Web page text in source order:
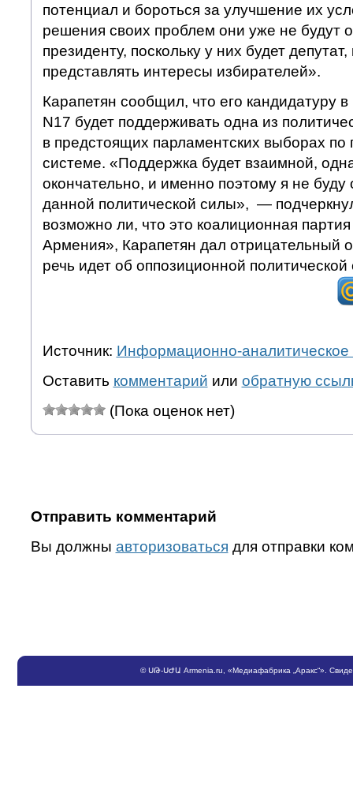
потенциал и бороться за улучшение их
решения своих проблем они уже не будут
президенту, поскольку у них будет
представлять интересы избирателей».
Карапетян сообщил, что его кандидатуру
N17 будет поддерживать одна из
в предстоящих парламентских выборах по
системе. «Поддержка будет взаимной,
окончательно, и именно поэтому я не буду
данной политической силы», —
возможно ли, что это коалиционная
Армения», Карапетян дал отрицательный
речь идет об оппозиционной политической
Источник: Информационно-аналитическое
Оставить комментарий или обратную
(Пока оценок нет)
Отправить комментарий
Вы должны авторизоваться для отправки
©ՍԹ-ՍԺԱ Armenia.ru , «Медиафабрика „Аракс“».